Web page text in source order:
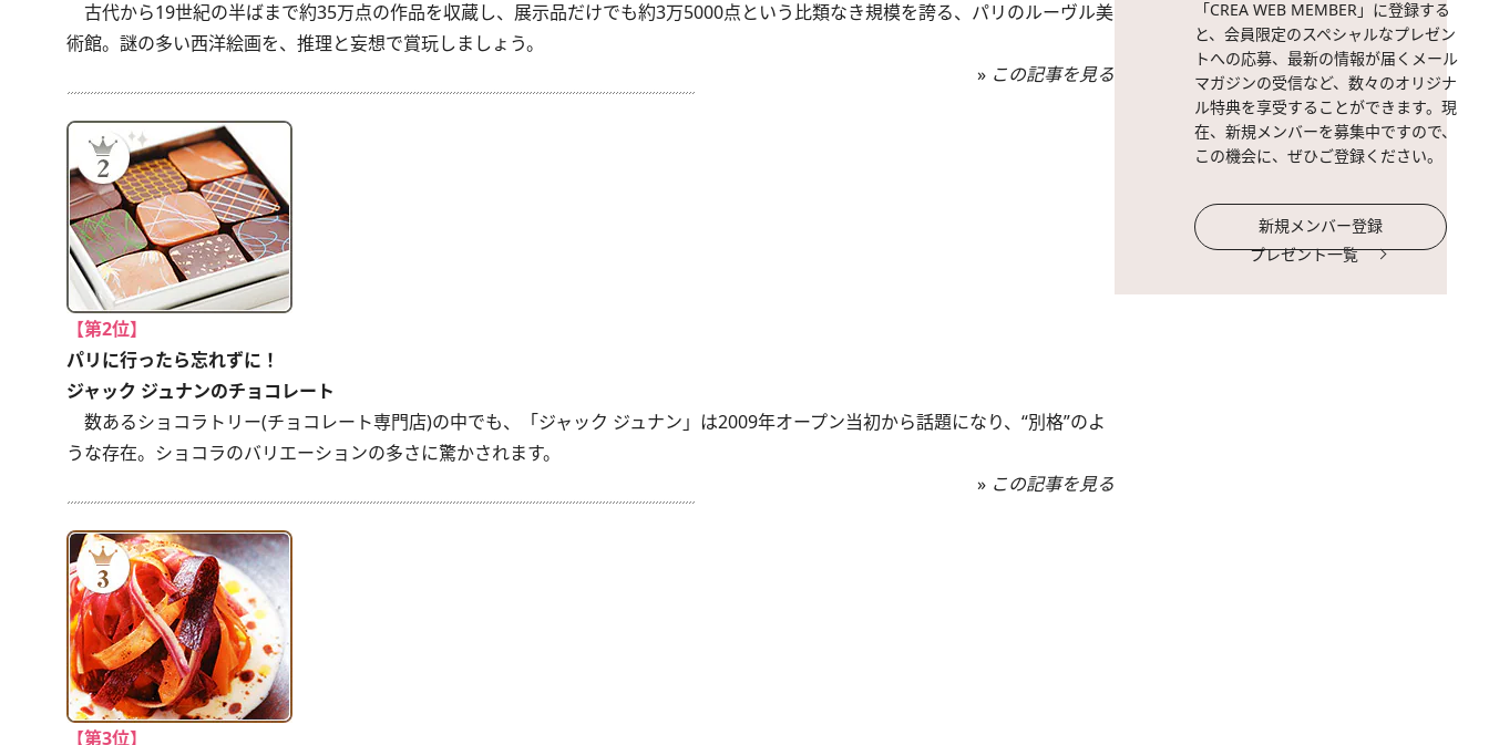
古代から19世紀の半ばまで約35万点の作品を収蔵し、展示品だけでも約3万5000点という比類なき規模を誇る、パリのルーヴル美
術館。謎の多い西洋絵画を、推理と妄想で賞玩しましょう。
» この記事を見る
【第2位】
パリに行ったら忘れずに！
ジャック ジュナンのチョコレート
数あるショコラトリー(チョコレート専門店)の中でも、「ジャック ジュナン」は2009年オープン当初から話題になり、“別格”のよ
うな存在。ショコラのバリエーションの多さに驚かされます。
» この記事を見る
【第3位】
「CREA WEB MEMBER」に登録する
と、会員限定のスペシャルなプレゼン
トへの応募、最新の情報が届くメール
マガジンの受信など、数々のオリジナ
ル特典を享受することができます。現
在、新規メンバーを募集中ですので、
この機会に、ぜひご登録ください。
新規メンバー登録
プレゼント一覧